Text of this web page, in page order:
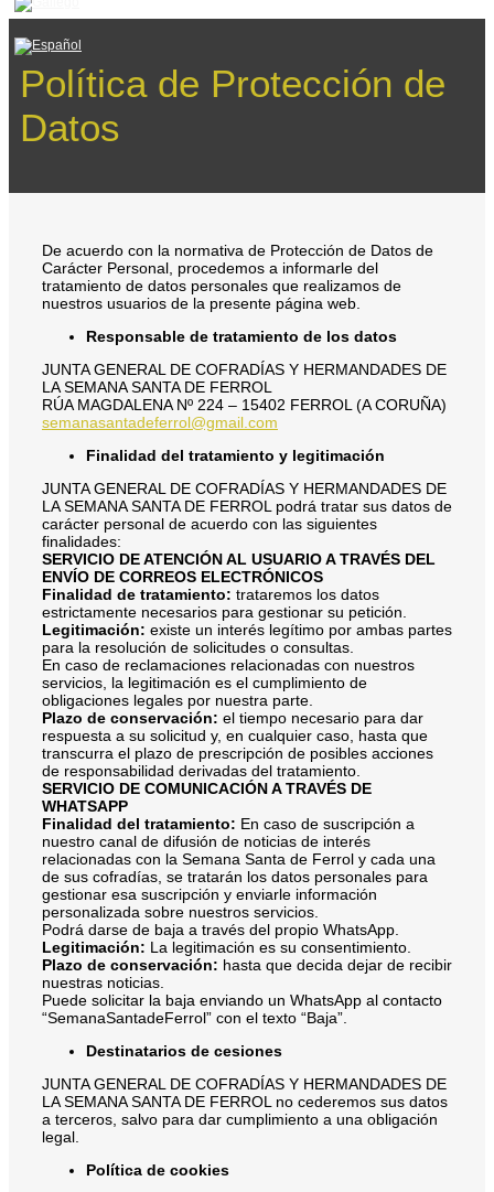
Política de Protección de
Datos
De acuerdo con la normativa de Protección de Datos de
Carácter Personal, procedemos a informarle del
tratamiento de datos personales que realizamos de
nuestros usuarios de la presente página web.
Responsable de tratamiento de los datos
JUNTA GENERAL DE COFRADÍAS Y HERMANDADES DE
LA SEMANA SANTA DE FERROL
RÚA MAGDALENA Nº 224 – 15402 FERROL (A CORUÑA)
semanasantadeferrol@gmail.com
Finalidad del tratamiento y legitimación
JUNTA GENERAL DE COFRADÍAS Y HERMANDADES DE
LA SEMANA SANTA DE FERROL podrá tratar sus datos de
carácter personal de acuerdo con las siguientes
finalidades:
SERVICIO DE ATENCIÓN AL USUARIO A TRAVÉS DEL
ENVÍO DE CORREOS ELECTRÓNICOS
Finalidad de tratamiento: trataremos los datos
estrictamente necesarios para gestionar su petición.
Legitimación: existe un interés legítimo por ambas partes
para la resolución de solicitudes o consultas.
En caso de reclamaciones relacionadas con nuestros
servicios, la legitimación es el cumplimiento de
obligaciones legales por nuestra parte.
Plazo de conservación: el tiempo necesario para dar
respuesta a su solicitud y, en cualquier caso, hasta que
transcurra el plazo de prescripción de posibles acciones
de responsabilidad derivadas del tratamiento.
SERVICIO DE COMUNICACIÓN A TRAVÉS DE
WHATSAPP
Finalidad del tratamiento: En caso de suscripción a
nuestro canal de difusión de noticias de interés
relacionadas con la Semana Santa de Ferrol y cada una
de sus cofradías, se tratarán los datos personales para
gestionar esa suscripción y enviarle información
personalizada sobre nuestros servicios.
Podrá darse de baja a través del propio WhatsApp.
Legitimación: La legitimación es su consentimiento.
Plazo de conservación: hasta que decida dejar de recibir
nuestras noticias.
Puede solicitar la baja enviando un WhatsApp al contacto
“SemanaSantadeFerrol” con el texto “Baja”.
Destinatarios de cesiones
JUNTA GENERAL DE COFRADÍAS Y HERMANDADES DE
LA SEMANA SANTA DE FERROL no cederemos sus datos
a terceros, salvo para dar cumplimiento a una obligación
legal.
Política de cookies